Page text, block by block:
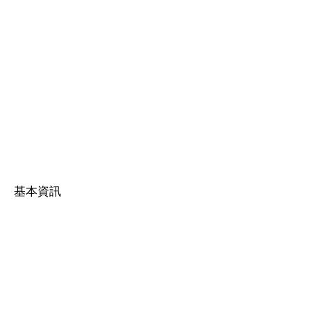
基本資訊